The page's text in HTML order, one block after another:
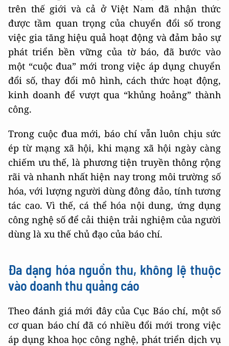
trên thế giới và cả ở Việt Nam đã nhận thức
được tầm quan trọng của chuyển đổi số trong
việc gia tăng hiệu quả hoạt động và đảm bảo sự
phát triển bền vững của tờ báo, đã bước vào
một “cuộc đua” mới trong việc áp dụng chuyển
đổi số, thay đổi mô hình, cách thức hoạt động,
kinh doanh để vượt qua “khủng hoảng” thành
công.
Trong cuộc đua mới, báo chí vẫn luôn chịu sức
ép từ mạng xã hội, khi mạng xã hội ngày càng
chiếm ưu thế, là phương tiện truyền thông rộng
rãi và nhanh nhất hiện nay trong môi trường số
hóa, với lượng người dùng đông đảo, tính tương
tác cao. Vì thế, cá thể hóa nội dung, ứng dụng
công nghệ số để cải thiện trải nghiệm của người
dùng là xu thế chủ đạo của báo chí.
Đa dạng hóa nguồn thu, không lệ thuộc
vào doanh thu quảng cáo
Theo đánh giá mới đây của Cục Báo chí, một số
cơ quan báo chí đã có nhiều đổi mới trong việc
áp dụng khoa học công nghệ, phát triển dịch vụ